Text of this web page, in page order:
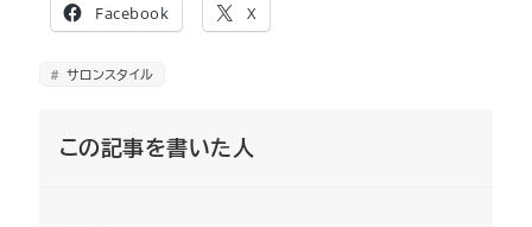
Facebook
X
サロンスタイル
この記事を書いた人